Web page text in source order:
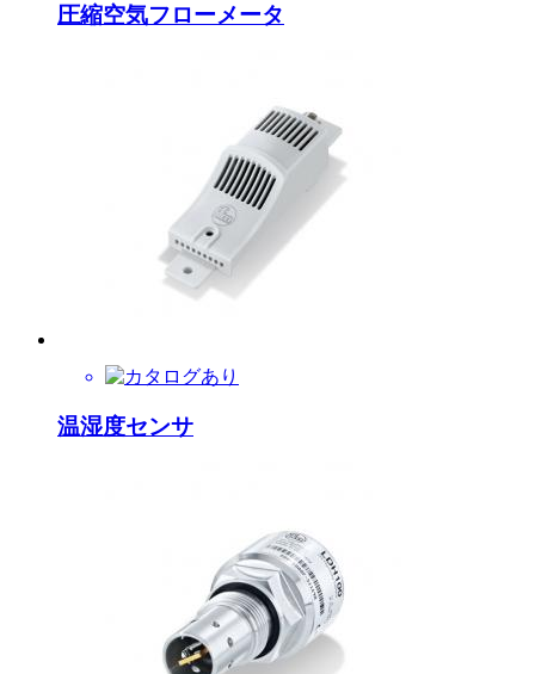
圧縮空気フローメータ
温湿度センサ